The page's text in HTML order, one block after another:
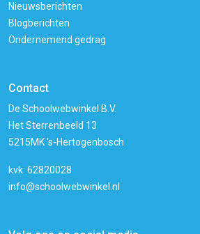
Nieuwsberichten
Blogberichten
Ondernemend gedrag
Contact
De Schoolwebwinkel B.V.
Het Sterrenbeeld 13
5215MK 's-Hertogenbosch
kvk: 62820028
info@schoolwebwinkel.nl